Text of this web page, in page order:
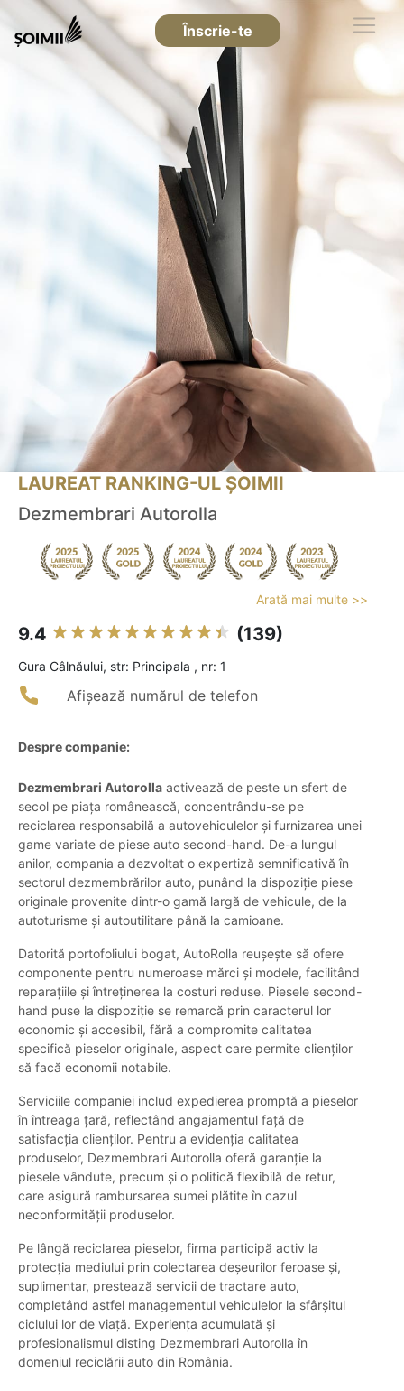
Înscrie-te
LAUREAT RANKING-UL ȘOIMII
Dezmembrari Autorolla
Arată mai multe >>
9.4 (139)
Gura Câlnăului, str: Principala , nr: 1
Afișează numărul de telefon
Despre companie:
Dezmembrari Autorolla activează de peste un sfert de
secol pe piața românească, concentrându-se pe
reciclarea responsabilă a autovehiculelor și furnizarea unei
game variate de piese auto second-hand. De-a lungul
anilor, compania a dezvoltat o expertiză semnificativă în
sectorul dezmembrărilor auto, punând la dispoziție piese
originale provenite dintr-o gamă largă de vehicule, de la
autoturisme și autoutilitare până la camioane.
Datorită portofoliului bogat, AutoRolla reușește să ofere
componente pentru numeroase mărci și modele, facilitând
reparațiile și întreținerea la costuri reduse. Piesele second-
hand puse la dispoziție se remarcă prin caracterul lor
economic și accesibil, fără a compromite calitatea
specifică pieselor originale, aspect care permite clienților
să facă economii notabile.
Serviciile companiei includ expedierea promptă a pieselor
în întreaga țară, reflectând angajamentul față de
satisfacția clienților. Pentru a evidenția calitatea
produselor, Dezmembrari Autorolla oferă garanție la
piesele vândute, precum și o politică flexibilă de retur,
care asigură rambursarea sumei plătite în cazul
neconformității produselor.
Pe lângă reciclarea pieselor, firma participă activ la
protecția mediului prin colectarea deșeurilor feroase și,
suplimentar, prestează servicii de tractare auto,
completând astfel managementul vehiculelor la sfârșitul
ciclului lor de viață. Experiența acumulată și
profesionalismul disting Dezmembrari Autorolla în
domeniul reciclării auto din România.